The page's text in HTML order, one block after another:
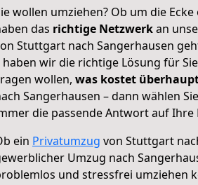
wollen umziehen? Ob um die
das richtige Netzwerkan
Stuttgart nach Sangerhausen
haben wir die richtige Lösung für
wollen, was kostet
Sangerhausen – dann wählen
die passende Antwort auf Ihre
ein Privatumzug von Stuttgart
Umzug nach
und stressfrei umziehen